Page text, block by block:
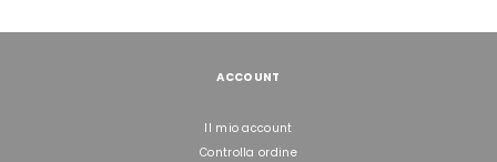
ACCOUNT
Il mio account
Controlla ordine